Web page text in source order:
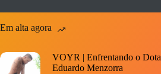
Em alta agora
VOYR | Enfrentando o
Eduardo Menzorra